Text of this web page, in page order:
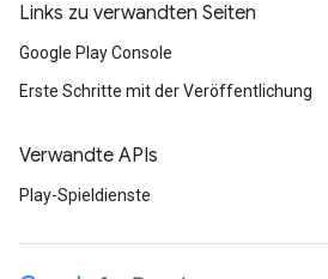
Links zu verwandten Seiten
Google Play Console
Erste Schritte mit der Veröffentlichung
Verwandte APIs
Play-Spieldienste